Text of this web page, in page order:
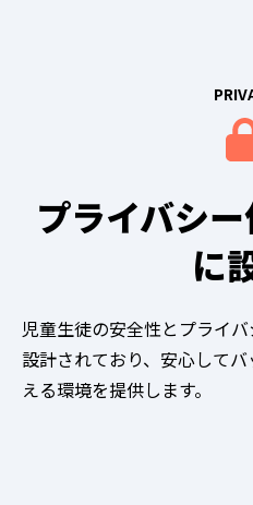
プライバシ
に
児童生徒の安全性とプライ
設計されており、安心して
える環境を提供します。